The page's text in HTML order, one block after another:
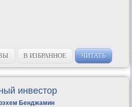
В ИЗБРАННОЕ ЧИТАТЬ
инвестор
Бенджамин